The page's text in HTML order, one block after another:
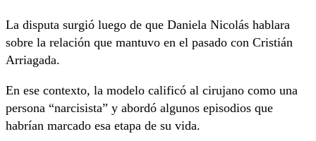
La disputa surgió luego de que Daniela Nicolás hablara
sobre la relación que mantuvo en el pasado con Cristián
Arriagada.
En ese contexto, la modelo calificó al cirujano como una
persona “narcisista” y abordó algunos episodios que
habrían marcado esa etapa de su vida.